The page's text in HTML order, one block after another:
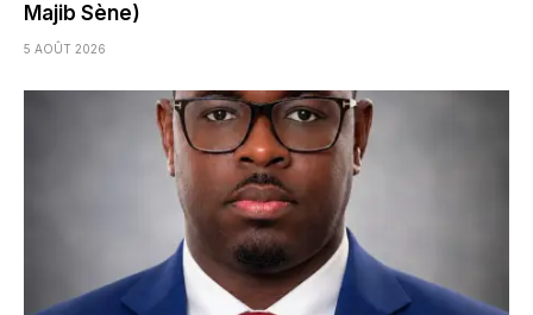
Majib Sène)
5 AOÛT 2026